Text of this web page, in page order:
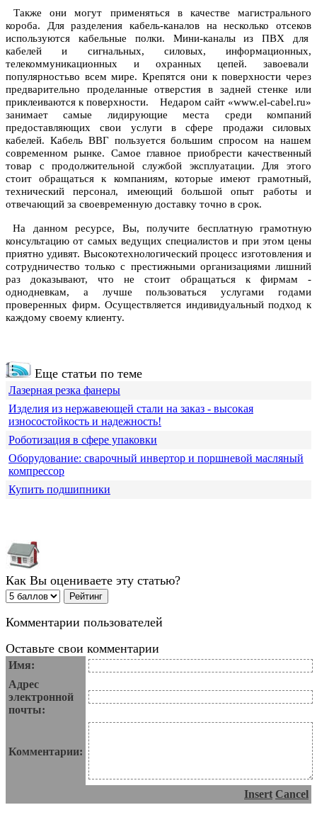
Также они могут применяться в качестве магистрального
короба. Для разделения кабель-каналов на несколько отсеков
используются кабельные полки. Мини-каналы из ПВХ для
кабелей и сигнальных, силовых, информационных,
телекоммуникационных и охранных цепей. завоевали
популярностьво всем мире. Крепятся они к поверхности через
предварительно проделанные отверстия в задней стенке или
приклеиваются к поверхности. Недаром сайт «www.el-cabel.ru»
занимает самые лидирующие места среди компаний
предоставляющих свои услуги в сфере продажи силовых
кабелей. Кабель ВВГпользуется большим спросом на нашем
современном рынке. Самое главное приобрести качественный
товар с продолжительной службой эксплуатации. Для этого
стоит обращаться к компаниям, которые имеют грамотный,
технический персонал, имеющий большой опыт работы и
отвечающий за своевременную доставку точно в срок.
На данном ресурсе, Вы, получите бесплатную грамотную
консультацию от самых ведущих специалистов и при этом цены
приятно удивят. Высокотехнологический процесс изготовления и
сотрудничество только с престижными организациями лишний
раз доказывают, что не стоит обращаться к фирмам -
однодневкам, а лучше пользоваться услугами годами
проверенных фирм. Осуществляется индивидуальный подход к
каждому своему клиенту.
Еще статьи по теме
Лазерная резка фанеры
Изделия из нержавеющей стали на заказ - высокая
износостойкость и надежность!
Роботизация в сфере упаковки
Оборудование: сварочный инвертор и поршневой масляный
компрессор
Купить подшипники
Как Вы оцениваете эту статью?
Комментарии пользователей
Оставьте свои комментарии
Имя:
Адрес
электронной
почты:
Комментарии:
Insert Cancel